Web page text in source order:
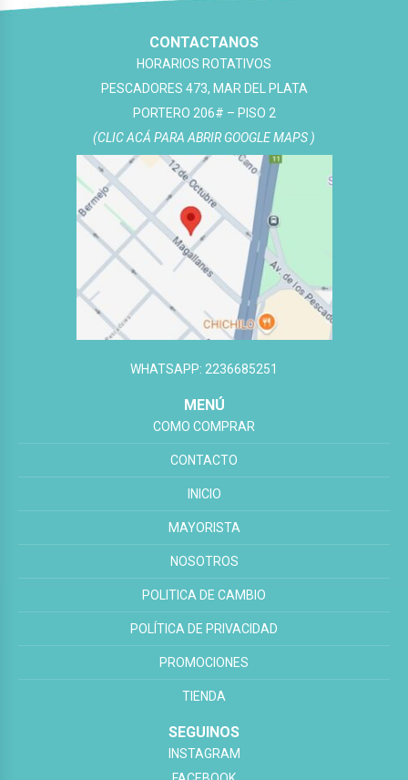
CONTACTANOS
HORARIOS ROTATIVOS
PESCADORES 473, MAR DEL PLATA
PORTERO 206# – PISO 2
(CLIC ACÁ PARA ABRIR GOOGLE MAPS )
WHATSAPP: 2236685251
MENÚ
COMO COMPRAR
CONTACTO
INICIO
MAYORISTA
NOSOTROS
POLITICA DE CAMBIO
POLÍTICA DE PRIVACIDAD
PROMOCIONES
TIENDA
SEGUINOS
INSTAGRAM